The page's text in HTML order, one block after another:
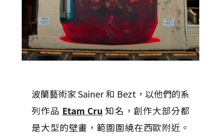
波蘭藝術家 Sainer 和 Bezt，以他們的系
列作品 Etam Cru 知名，創作大部分都
是大型的壁畫，範圍圍繞在西歐附近。